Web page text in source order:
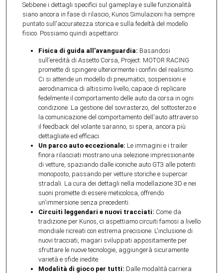
Sebbene i dettagli specifici sul gameplay e sulle funzionalità
siano ancora in fase di rilascio, Kunos Simulazioni ha sempre
puntato sull'accuratezza storica e sulla fedeltà del modello
fisico. Possiamo quindi aspettarci:
Fisica di guida all'avanguardia: Basandosi
sull'eredità di Assetto Corsa, Project: MOTOR RACING
promette di spingere ulteriormente i confini del realismo.
Ci si attende un modello di pneumatici, sospensioni e
aerodinamica di altissimo livello, capace di replicare
fedelmente il comportamento delle auto da corsa in ogni
condizione. La gestione del sovrasterzo, del sottosterzo e
la comunicazione del comportamento dell'auto attraverso
il feedback del volante saranno, si spera, ancora più
dettagliate ed efficaci.
Un parco auto eccezionale: Le immagini e i trailer
finora rilasciati mostrano una selezione impressionante
di vetture, spaziando dalle iconiche auto GT3 alle potenti
monoposto, passando per vetture storiche e supercar
stradali. La cura dei dettagli nella modellazione 3D e nei
suoni promette di essere meticolosa, offrendo
un'immersione senza precedenti.
Circuiti leggendari e nuovi tracciati: Come da
tradizione per Kunos, ci aspettiamo circuiti famosi a livello
mondiale ricreati con estrema precisione. L'inclusione di
nuovi tracciati, magari sviluppati appositamente per
sfruttare le nuove tecnologie, aggiungerà sicuramente
varietà e sfide inedite.
Modalità di gioco per tutti: Dalle modalità carriera